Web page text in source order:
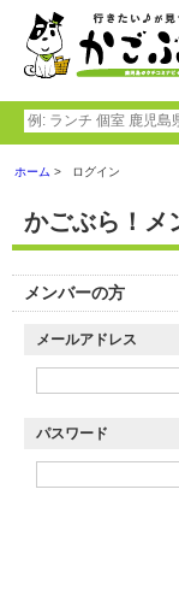
ホーム ログイン
かごぶら！メ
メンバーの方
メールアドレス
パスワード